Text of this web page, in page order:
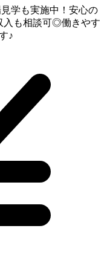
学も実施中！安心の
入も相談可◎働きやす
♪